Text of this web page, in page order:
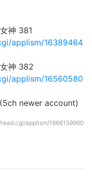
神 381
applism/16389464
神 382
applism/16560580
(5ch newer account)
applism/1666159960